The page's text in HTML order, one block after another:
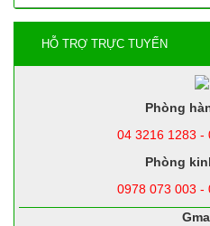
HỖ TRỢ TRỰC TUYẾN
Phòng
04 3216 1283 -
Phòng
0978 073 003 -